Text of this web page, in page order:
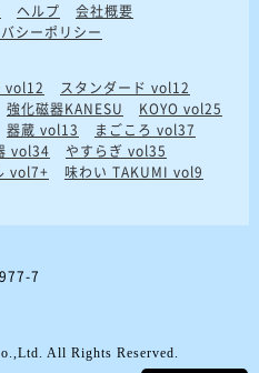
ヘルプ
会社概要
シーポリシー
vol12
スタンダード vol12
強化磁器KANESU
KOYO vol25
器蔵 vol13
まごころ vol37
vol34
やすらぎ vol35
vol7+
味わい TAKUMI vol9
7
All Rights Reserved.